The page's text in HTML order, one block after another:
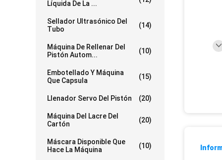
Líquida De La ...
Sellador Ultrasónico Del
Tubo
(14)
Máquina De Rellenar Del
Pistón Autom...
(10)
Embotellado Y Máquina
Que Capsula
(15)
Llenador Servo Del Pistón (20)
Máquina Del Lacre Del
Cartón
(20)
Máscara Disponible Que
Hace La Máquina
(10)